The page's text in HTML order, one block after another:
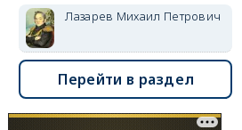
Лазарев Михаил Петрович
Перейти в раздел